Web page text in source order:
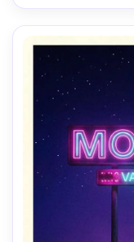
ícone do mapa
85mm,